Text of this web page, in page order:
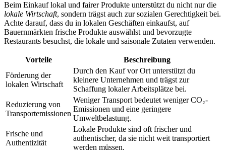
Beim Einkauf lokal und fairer Produkte unterstützt du nicht nur die
lokale Wirtschaft, sondern trägst auch zur sozialen Gerechtigkeit bei.
Achte darauf, dass du in lokalen Geschäften einkaufst, auf
Bauernmärkten frische Produkte auswählst und bevorzugte
Restaurants besuchst, die lokale und saisonale Zutaten verwenden.
Vorteile
Beschreibung
Förderung der
lokalen Wirtschaft
Durch den Kauf vor Ort unterstützt du
kleinere Unternehmen und trägst zur
Schaffung lokaler Arbeitsplätze bei.
Reduzierung von
Transportemissionen
Weniger Transport bedeutet weniger CO₂-
Emissionen und eine geringere
Umweltbelastung.
Frische und
Authentizität
Lokale Produkte sind oft frischer und
authentischer, da sie nicht weit transportiert
werden müssen.